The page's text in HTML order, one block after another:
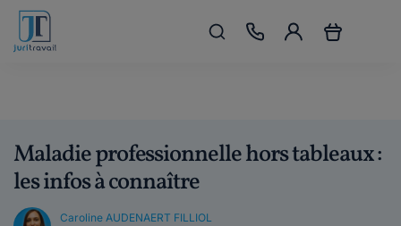
Maladie professionnelle hors tableaux :
les infos à connaître
Caroline AUDENAERT FILLIOL